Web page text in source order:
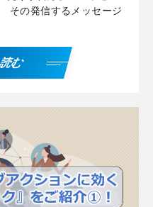
その発信するメッセージ
む